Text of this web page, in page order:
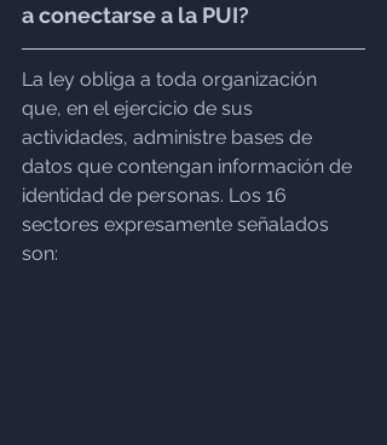
a conectarse a la PUI?
La ley obliga a toda organización
que, en el ejercicio de sus
actividades, administre bases de
datos que contengan información de
identidad de personas. Los 16
sectores expresamente señalados
son: